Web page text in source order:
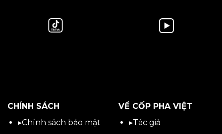
CHÍNH SÁCH
▸Chính sách bảo mật
VỀ CỐP PHA VIỆT
▸Tác giả